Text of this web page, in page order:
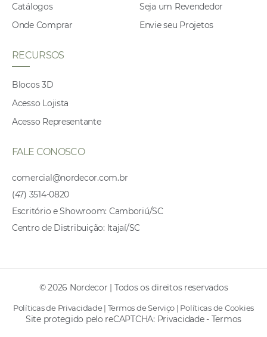
Catálogos
Onde Comprar
Seja um Revendedor
Envie seu Projetos
RECURSOS
Blocos 3D
Acesso Lojista
Acesso Representante
FALE CONOSCO
comercial@nordecor.com.br
(47) 3514-0820
Escritório e Showroom: Camboriú/SC
Centro de Distribuição: Itajaí/SC
© 2026 Nordecor | Todos os direitos reservados
Políticas de Privacidade| Termos de Serviço | Políticas de Cookies
Site protegido pelo reCAPTCHA: Privacidade- Termos